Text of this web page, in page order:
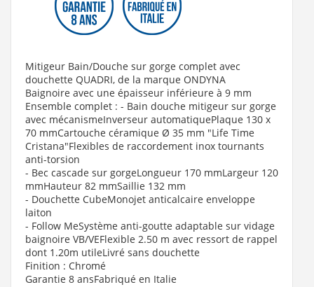
Voir le produit
Mitigeur Bain/Douche sur gorge complet avec
douchette QUADRI, de la marque ONDYNA
Baignoire avec une épaisseur inférieure à 9 mm
Ensemble complet : - Bain douche mitigeur sur gorge
avec mécanismeInverseur automatiquePlaque 130 x
70 mmCartouche céramique Ø 35 mm "Life Time
Cristana"Flexibles de raccordement inox tournants
anti-torsion
- Bec cascade sur gorgeLongueur 170 mmLargeur 120
mmHauteur 82 mmSaillie 132 mm
- Douchette CubeMonojet anticalcaire enveloppe
laiton
- Follow MeSystème anti-goutte adaptable sur vidage
baignoire VB/VEFlexible 2.50 m avec ressort de rappel
dont 1.20m utileLivré sans douchette
Finition : Chromé
Garantie 8 ansFabriqué en Italie